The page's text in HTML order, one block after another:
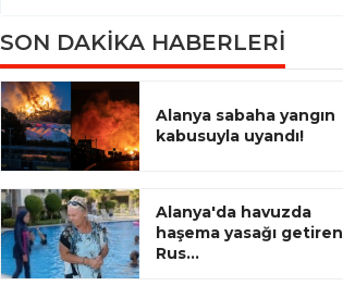
SON DAKİKA HABERLERİ
Alanya sabaha yangın
kabusuyla uyandı!
Alanya'da havuzda
haşema yasağı getiren
Rus...